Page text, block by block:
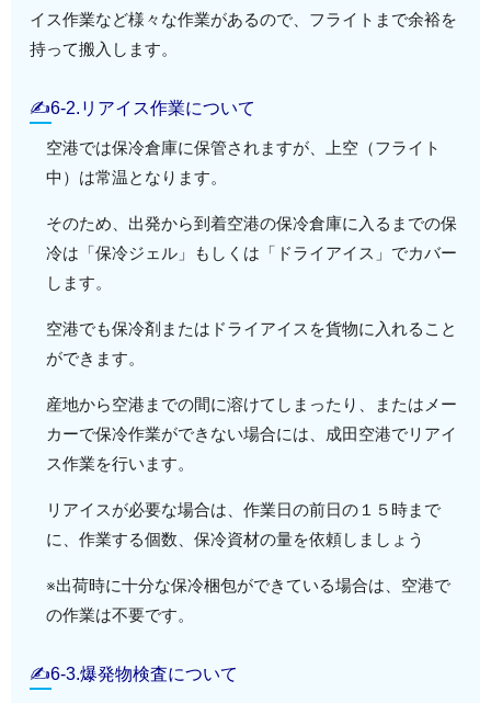
イス作業など様々な作業があるので、フライトまで余裕を
持って搬入します。
✍6-2.リアイス作業について
空港では保冷倉庫に保管されますが、上空（フライト
中）は常温となります。
そのため、出発から到着空港の保冷倉庫に入るまでの保
冷は「保冷ジェル」もしくは「ドライアイス」でカバー
します。
空港でも保冷剤またはドライアイスを貨物に入れること
ができます。
産地から空港までの間に溶けてしまったり、またはメー
カーで保冷作業ができない場合には、成田空港でリアイ
ス作業を行います。
リアイスが必要な場合は、作業日の前日の１５時まで
に、作業する個数、保冷資材の量を依頼しましょう
※出荷時に十分な保冷梱包ができている場合は、空港で
の作業は不要です。
✍6-3.爆発物検査について